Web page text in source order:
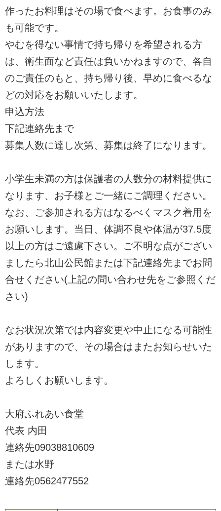
作ったお料理はその場で食べます。お食事のみ
も可能です。
やむを得ない事情で持ち帰りを希望される方
は、衛生面など責任は負いかねますので、各自
のご責任のもと、持ち帰り後、早めに食べるな
どの対応をお願いいたします。
申込方法
下記連絡先まで
募集人数に達し次第、募集は終了になります。
小学生未満の方は保護者の人数分の材料提供に
なります、お子様とご一緒にご調理ください。
なお、ご参加される方はなるべくマスク着用を
お願いします。当日、体調不良や体温が37.5度
以上の方はご遠慮下さい。ご不明な点がござい
ましたら北山公民館または下記連絡先までお問
合せください(上記の問い合わせ先をご参照くだ
さい)
なお状況次第では内容変更や中止になる可能性
がありますので、その場合はまたお知らせいた
します。
よろしくお願いします。
大府ふれあい食堂
代表 内田
連絡先09038810609
または水野
連絡先0562477552